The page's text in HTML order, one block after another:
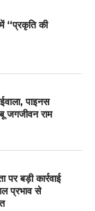
“प्रकृति की
पाइनस
जगजीवन राम
बड़ी कार्रवाई
प्रभाव से